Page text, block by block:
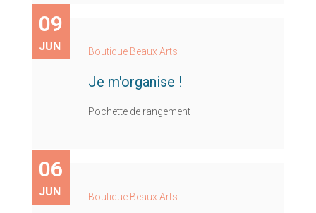
09
JUN Boutique Beaux Arts
Je m'organise !
Pochette de rangement
06
JUN Boutique Beaux Arts